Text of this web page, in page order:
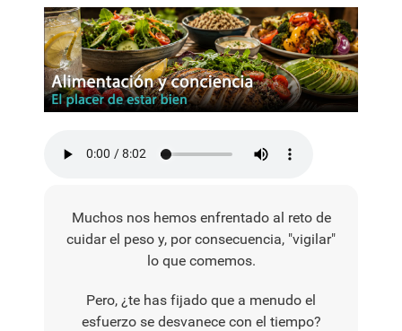
Muchos nos hemos enfrentado al reto de
cuidar el peso y, por consecuencia, "vigilar"
lo que comemos.
Pero, ¿te has fijado que a menudo el
esfuerzo se desvanece con el tiempo?